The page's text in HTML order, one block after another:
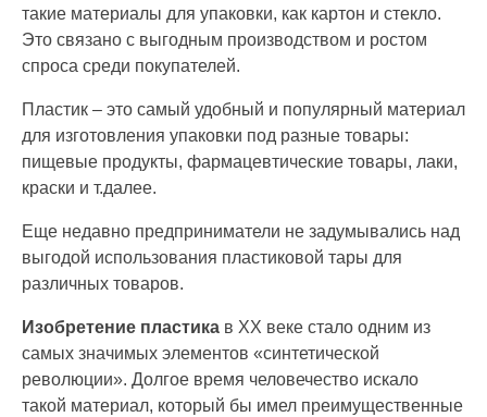
такие материалы для упаковки, как картон и стекло.
Это связано с выгодным производством и ростом
спроса среди покупателей.
Пластик – это самый удобный и популярный материал
для изготовления упаковки под разные товары:
пищевые продукты, фармацевтические товары, лаки,
краски и т.далее.
Еще недавно предприниматели не задумывались над
выгодой использования пластиковой тары для
различных товаров.
Изобретение пластикав ХХ веке стало одним из
самых значимых элементов «синтетической
революции». Долгое время человечество искало
такой материал, который бы имел преимущественные